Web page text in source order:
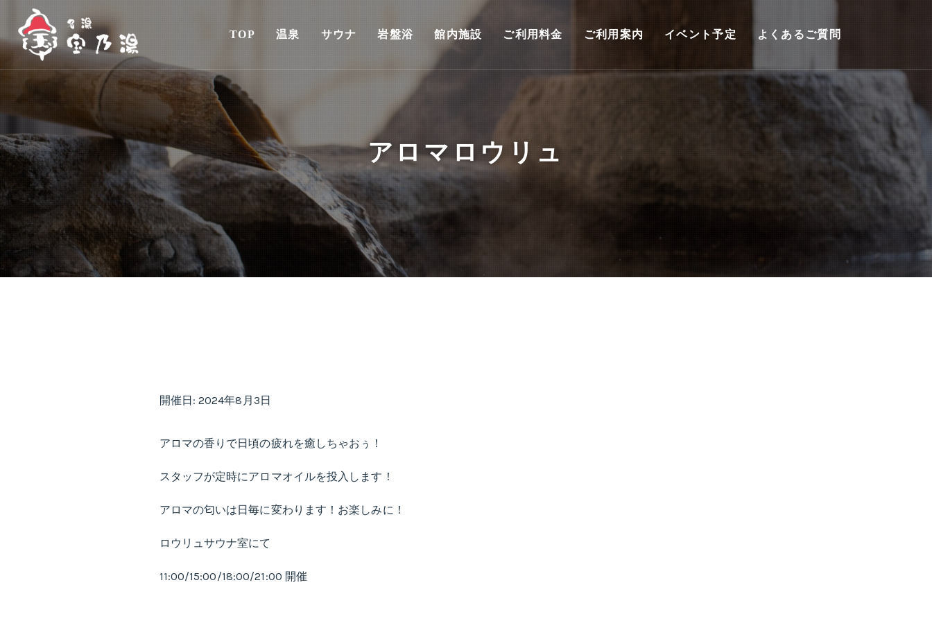
TOP 温泉 サウナ 岩盤浴 館内施設 ご利用料金 ご利用案内 イベント予定 よくあるご質問
アロマロウリュ
開催日: 2024年8月3日
アロマの香りで日頃の疲れを癒しちゃおぅ！
スタッフが定時にアロマオイルを投入します！
アロマの匂いは日毎に変わります！お楽しみに！
ロウリュサウナ室にて
11:00/15:00/18:00/21:00 開催